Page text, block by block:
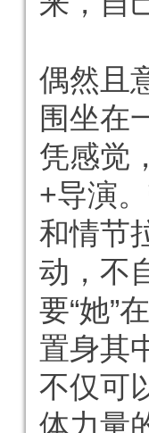
偶然且
围坐在
凭感觉
+导演
和情节
动，不
要“她”
置身其
不仅可
体力量